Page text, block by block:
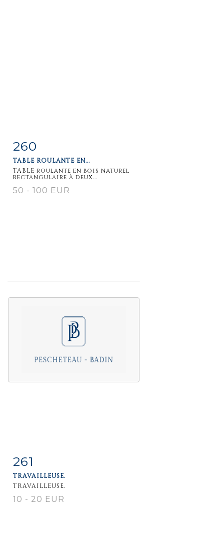
Item detail
260
TABLE ROULANTE EN...
TABLE roulante en bois naturel
rectangulaire à deux...
50 - 100 EUR
Item detail
261
TRAVAILLEUSE.
TRAVAILLEUSE.
10 - 20 EUR